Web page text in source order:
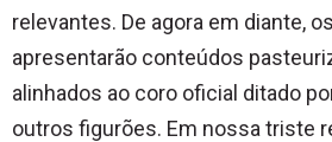
relevantes. De agora em diante,
apresentarão conteúdos
alinhados ao coro oficial ditado
outros figurões. Em nossa triste